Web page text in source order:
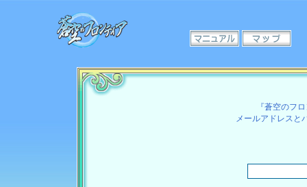
『蒼空のフ
メールアドレスと